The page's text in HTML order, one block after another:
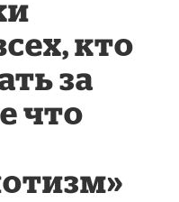
кто
за
что